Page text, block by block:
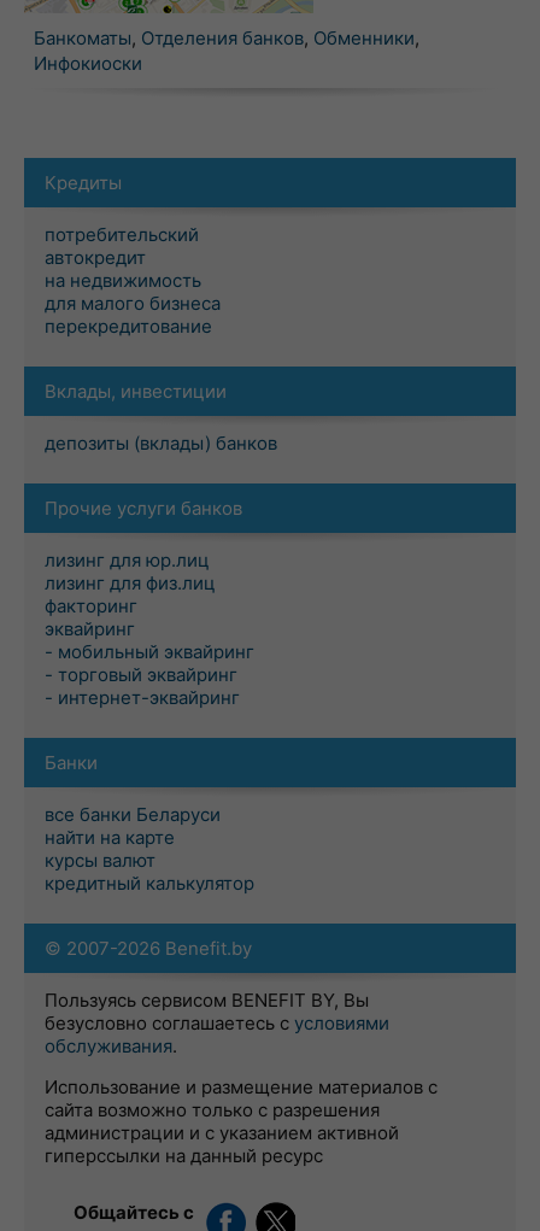
Банкоматы, Отделения банков, Обменники,
Инфокиоски
Кредиты
потребительский
автокредит
на недвижимость
для малого бизнеса
перекредитование
Вклады, инвестиции
депозиты (вклады) банков
Прочие услуги банков
лизинг для юр.лиц
лизинг для физ.лиц
факторинг
эквайринг
- мобильный эквайринг
- торговый эквайринг
- интернет-эквайринг
Банки
все банки Беларуси
найти на карте
курсы валют
кредитный калькулятор
© 2007-2026 Benefit.by
Пользуясь сервисом BENEFIT BY, Вы
безусловно соглашаетесь с условиями
обслуживания.
Использование и размещение материалов с
сайта возможно только с разрешения
администрации и с указанием активной
гиперссылки на данный ресурс
Общайтесь с